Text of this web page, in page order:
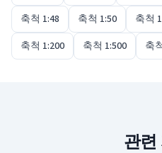
축척 1:48
축척 1:50 축척
축척 1:200
축척 1:500 축
관련